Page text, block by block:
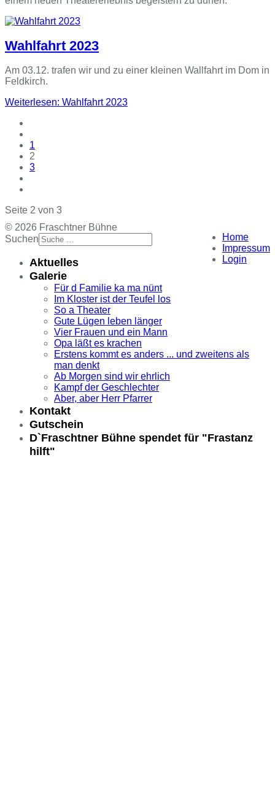
Wahlfahrt 2023
Am 03.12. trafen wir und zu einer kleinen Wallfahrt im Dom in
Feldkirch.
Weiterlesen: Wahlfahrt 2023
1
2
3
Seite 2 von 3
Home
Impressum
Login
© 2026 Fraschtner Bühne
Suchen
Aktuelles
Galerie
Für d Familie ka ma nünt
Im Kloster ist der Teufel los
So a Theater
Gute Lügen leben länger
Vier Frauen und ein Mann
Opa läßt es krachen
Erstens kommt es anders ... und zweitens als
man denkt
Ab Morgen sind wir ehrlich
Kampf der Geschlechter
Aber, aber Herr Pfarrer
Kontakt
Gutschein
D`Fraschtner Bühne spendet für "Frastanz
hilft"